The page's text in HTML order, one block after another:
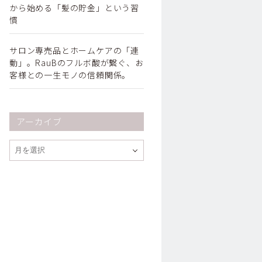
から始める「髪の貯金」という習
慣
サロン専売品とホームケアの「連
動」。RauBのフルボ酸が繋ぐ、お
客様との一生モノの信頼関係。
アーカイブ